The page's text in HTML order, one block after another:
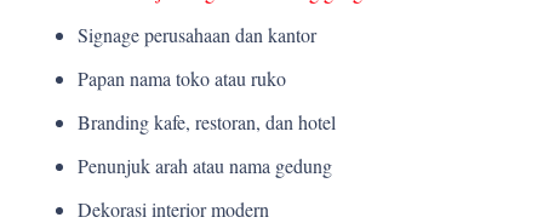
Signage perusahaan dan kantor
Papan nama toko atau ruko
Branding kafe, restoran, dan hotel
Penunjuk arah atau nama gedung
Dekorasi interior modern